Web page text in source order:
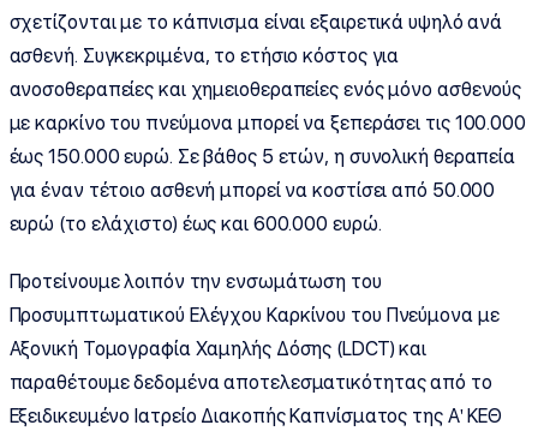
σχετίζονται με το κάπνισμα είναι εξαιρετικά υψηλό ανά
ασθενή. Συγκεκριμένα, το ετήσιο κόστος για
ανοσοθεραπείες και χημειοθεραπείες ενός μόνο ασθενούς
με καρκίνο του πνεύμονα μπορεί να ξεπεράσει τις 100.000
έως 150.000 ευρώ. Σε βάθος 5 ετών, η συνολική θεραπεία
για έναν τέτοιο ασθενή μπορεί να κοστίσει από 50.000
ευρώ (το ελάχιστο) έως και 600.000 ευρώ.
Προτείνουμε λοιπόν την ενσωμάτωση του
Προσυμπτωματικού Ελέγχου Καρκίνου του Πνεύμονα με
Αξονική Τομογραφία Χαμηλής Δόσης (LDCT) και
παραθέτουμε δεδομένα αποτελεσματικότητας από το
Εξειδικευμένο Ιατρείο Διακοπής Καπνίσματος της Α' ΚΕΘ